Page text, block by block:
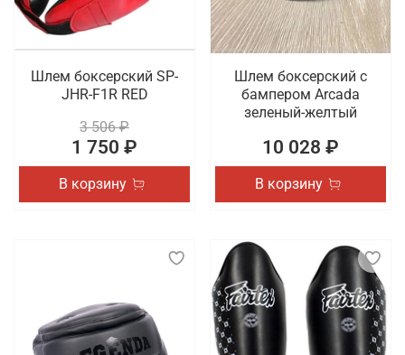
Шлем боксерский SP-
JHR-F1R RED
3 506 ₽
1 750 ₽
В корзину
Шлем боксерский с
бампером Arcada
зеленый-желтый
10 028 ₽
В корзину